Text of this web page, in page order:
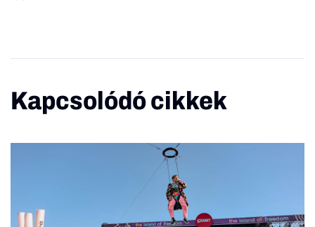
Kapcsolódó cikkek